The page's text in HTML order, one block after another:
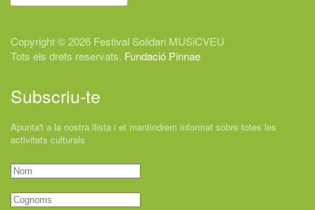
Copyright © 2026 Festival Solidari MUSiCVEU
Tots els drets reservats. Fundació Pinnae
Subscriu-te
Apunta't a la nostra llista i et mantindrem informat sobre totes les
activitats culturals